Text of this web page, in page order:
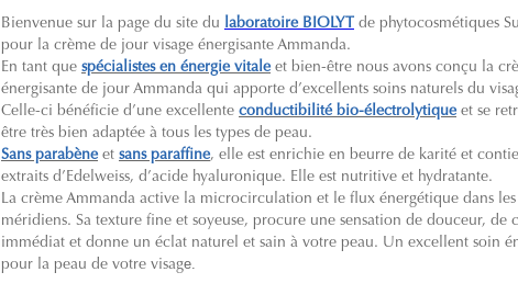
Bienvenue sur la page du site du laboratoire BIOLYT de phytocosmétiques
pour la crème de jour visage énergisante Ammanda.
En tant que spécialistes en énergie vitaleet bien-être nous avons conçu la
énergisante de jour Ammanda qui apporte d’excellents soins naturels du
Celle-ci bénéficie d’une excellente conductibilité bio-électrolytiqueet se
être très bien adaptée à tous les types de peau.
Sans parabèneet sans paraffine, elle est enrichie en beurre de karité et
extraits d’Edelweiss, d’acide hyaluronique. Elle est nutritive et hydratante.
La crème Ammanda active la microcirculation et le flux énergétique dans les
méridiens. Sa texture fine et soyeuse, procure une sensation de douceur, de
immédiat et donne un éclat naturel et sain à votre peau. Un excellent soin
pour la peau de votre visage.